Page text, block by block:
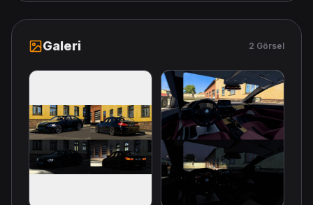
Galeri 2 Görsel